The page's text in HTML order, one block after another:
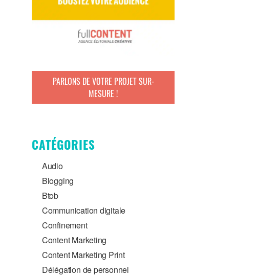
PARLONS DE VOTRE PROJET SUR-
MESURE !
CATÉGORIES
Audio
Blogging
Btob
Communication digitale
Confinement
Content Marketing
Content Marketing Print
Délégation de personnel